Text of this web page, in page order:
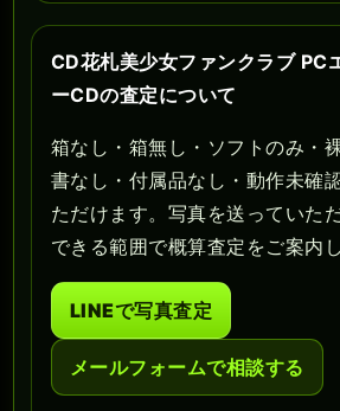
CD花札美少女ファンクラブ PC
ーCDの査定について
箱なし・箱無し・ソフトのみ・
書なし・付属品なし・動作未確
ただけます。写真を送っていた
できる範囲で概算査定をご案内し
LINEで写真査定
メールフォームで相談する